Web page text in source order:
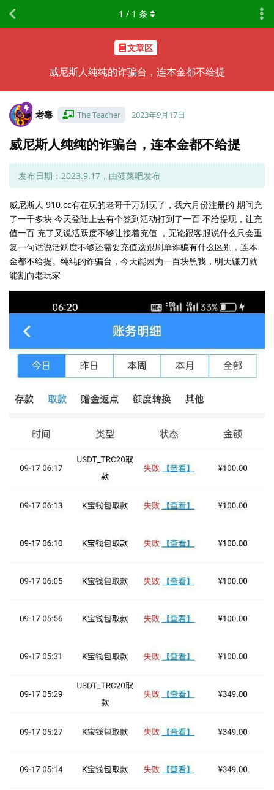
文章区
威尼斯人纯纯的诈骗台，连本金都不给提
1 / 1 条
老毒 The Teacher 2023年9月17日
威尼斯人纯纯的诈骗台，连本金都不给提
发布日期：2023.9.17，由菠菜吧发布
威尼斯人 910.cc有在玩的老哥千万别玩了，我六月份注册的 期间充
了一千多块 今天登陆上去有个签到活动打到了一百 不给提现，让充
值一百 充了又说活跃度不够让接着充值 ，无论跟客服说什么只会重
复一句话说活跃度不够还需要充值这跟刷单诈骗有什么区别，连本
金都不给提。纯纯的诈骗台，今天能因为一百块黑我，明天镰刀就
能割向老玩家